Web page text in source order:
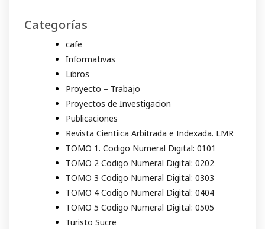
Categorías
cafe
Informativas
Libros
Proyecto – Trabajo
Proyectos de Investigacion
Publicaciones
Revista Cientiica Arbitrada e Indexada. LMR
TOMO 1. Codigo Numeral Digital: 0101
TOMO 2 Codigo Numeral Digital: 0202
TOMO 3 Codigo Numeral Digital: 0303
TOMO 4 Codigo Numeral Digital: 0404
TOMO 5 Codigo Numeral Digital: 0505
Turisto Sucre